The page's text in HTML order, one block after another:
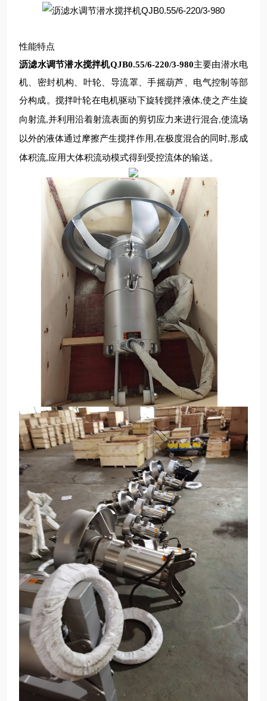
性能特点
沥滤水调节潜水搅拌机QJB0.55/6-220/3-980主要由潜水电
机、密封机构、叶轮、导流罩、手摇葫芦、电气控制等部
分构成。搅拌叶轮在电机驱动下旋转搅拌液体,使之产生旋
向射流,并利用沿着射流表面的剪切应力来进行混合,使流场
以外的液体通过摩擦产生搅拌作用 ,在极度混合的同时,形成
体积流,应用大体积流动模式得到受控流体的输送。